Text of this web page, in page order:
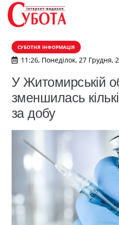
СУБОТНЯ ІНФОРМАЦІЯ
11:26, Понеділок, 27 Грудня,
У Житомирській
зменшилась
за добу